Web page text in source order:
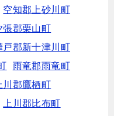
空知郡上砂川町
張郡栗山町
戸郡新十津川町
雨竜郡雨竜町
川郡鷹栖町
上川郡比布町